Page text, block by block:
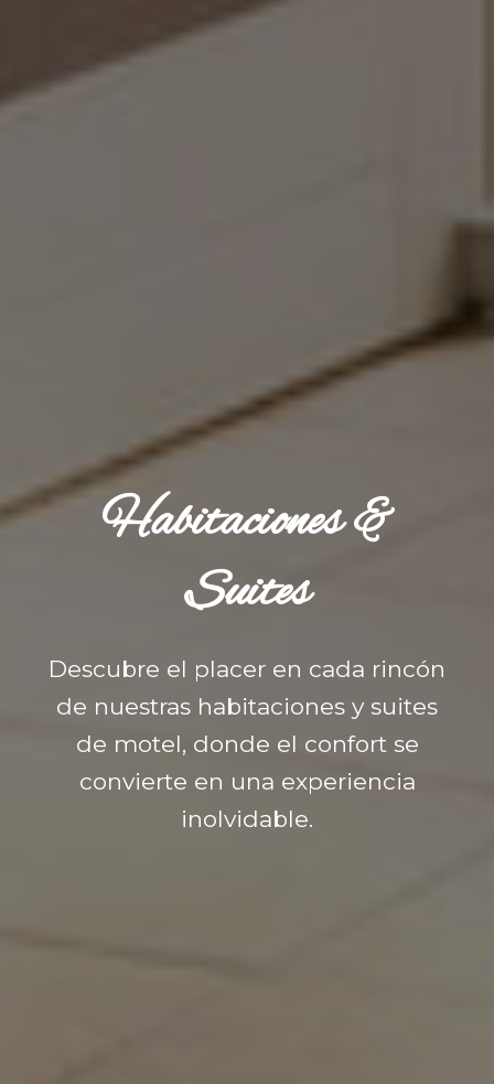
Habitaciones &
Suites
Descubre el placer en cada rincón
de nuestras habitaciones y suites
de motel, donde el confort se
convierte en una experiencia
inolvidable.